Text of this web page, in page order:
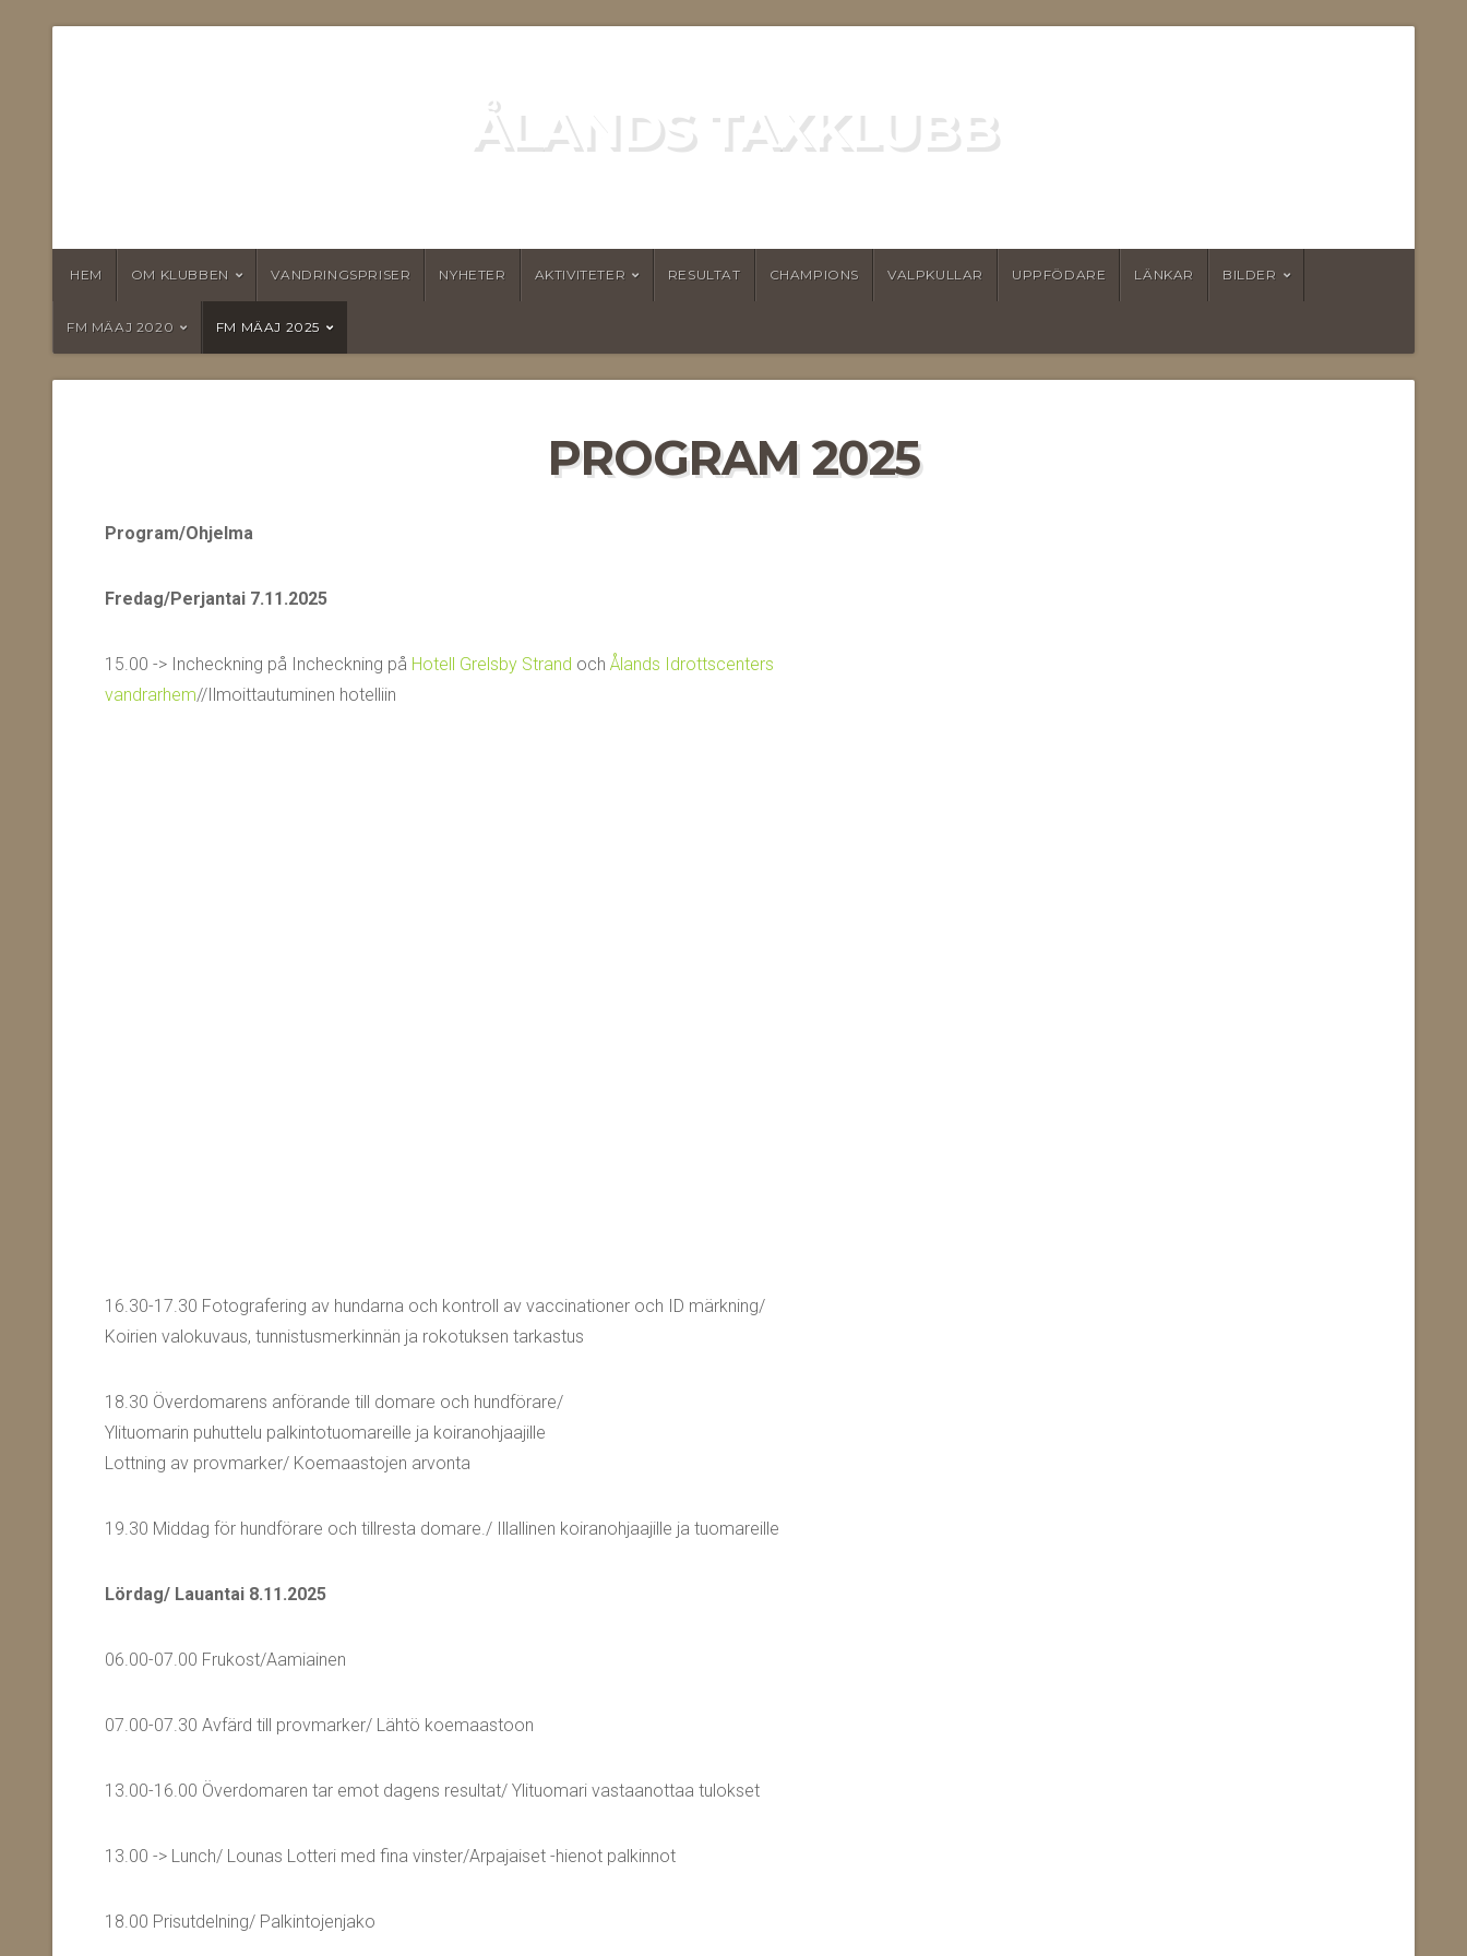
ÅLANDS TAXKLUBB
HEM OM KLUBBEN VANDRINGSPRISER NYHETER AKTIVITETER RESULTAT CHAMPIONS VALPKULLAR UPPFÖDARE LÄNKAR BILDER
FM MÄAJ 2020 FM MÄAJ 2025
PROGRAM 2025
Program/Ohjelma
Fredag/Perjantai 7.11.2025
15.00 -> Incheckning på Incheckning på Hotell Grelsby Strand och Ålands Idrottscenters
vandrarhem//Ilmoittautuminen hotelliin
16.30-17.30 Fotografering av hundarna och kontroll av vaccinationer och ID märkning/
Koirien valokuvaus, tunnistusmerkinnän ja rokotuksen tarkastus
18.30 Överdomarens anförande till domare och hundförare/
Ylituomarin puhuttelu palkintotuomareille ja koiranohjaajille
Lottning av provmarker/ Koemaastojen arvonta
19.30 Middag för hundförare och tillresta domare./ Illallinen koiranohjaajille ja tuomareille
Lördag/ Lauantai 8.11.2025
06.00-07.00 Frukost/Aamiainen
07.00-07.30 Avfärd till provmarker/ Lähtö koemaastoon
13.00-16.00 Överdomaren tar emot dagens resultat/ Ylituomari vastaanottaa tulokset
13.00 -> Lunch/ Lounas Lotteri med fina vinster/Arpajaiset -hienot palkinnot
18.00 Prisutdelning/ Palkintojenjako